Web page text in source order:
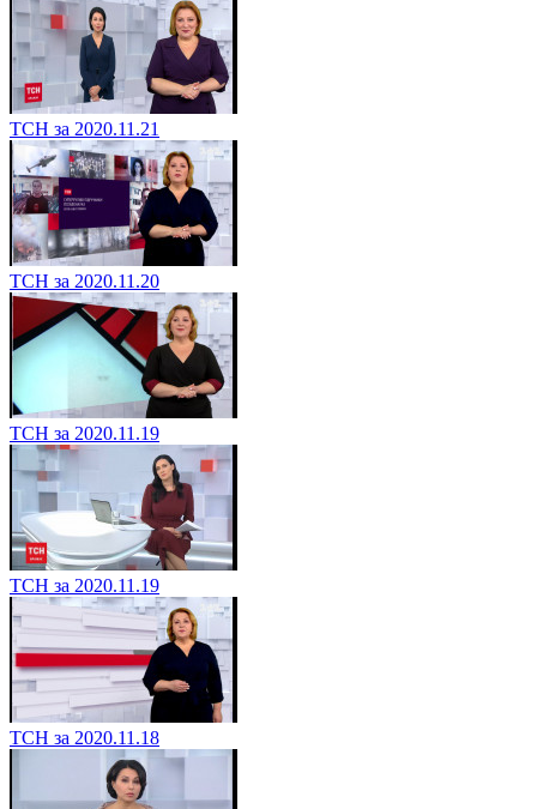
ТСН за 2020.11.21
ТСН за 2020.11.20
ТСН за 2020.11.19
ТСН за 2020.11.19
ТСН за 2020.11.18